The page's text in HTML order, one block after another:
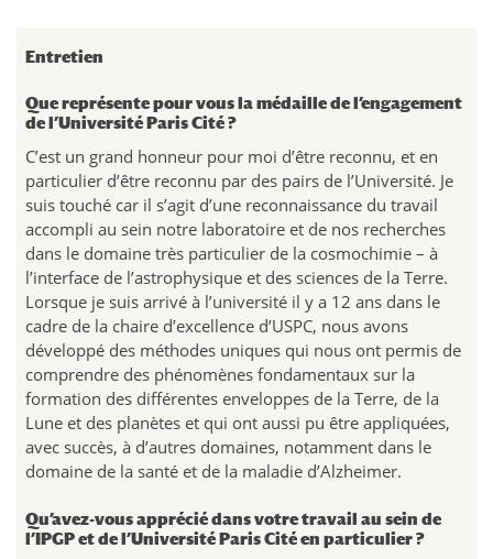
Entretien
Que représente pour vous la médaille de l’engagement
de l’Université Paris Cité ?
C’est un grand honneur pour moi d’être reconnu, et en
particulier d’être reconnu par des pairs de l’Université. Je
suis touché car il s’agit d’une reconnaissance du travail
accompli au sein notre laboratoire et de nos recherches
dans le domaine très particulier de la cosmochimie – à
l’interface de l’astrophysique et des sciences de la Terre.
Lorsque je suis arrivé à l’université il y a 12 ans dans le
cadre de la chaire d’excellence d’USPC, nous avons
développé des méthodes uniques qui nous ont permis de
comprendre des phénomènes fondamentaux sur la
formation des différentes enveloppes de la Terre, de la
Lune et des planètes et qui ont aussi pu être appliquées,
avec succès, à d’autres domaines, notamment dans le
domaine de la santé et de la maladie d’Alzheimer.
Qu’avez-vous apprécié dans votre travail au sein de
l’IPGP et de l’Université Paris Cité en particulier ?